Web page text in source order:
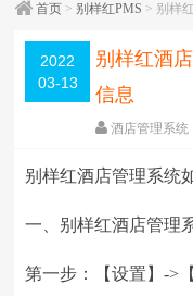
首页 > 别样红PMS > 别样
2022
03-13
别样红酒
信息
酒店管理系统
字体：大 中
别样红酒店管理系统
一、别样红酒店管理
第一步：【设置】->